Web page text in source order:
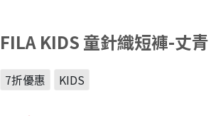
FILA KIDS 童針織短褲-丈
7折優惠 KIDS